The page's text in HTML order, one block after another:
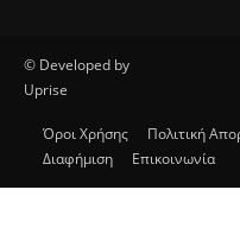
© Developed by
Uprise
Όροι Χρήσης
Πολιτική
Διαφήμιση
Επικοινωνία